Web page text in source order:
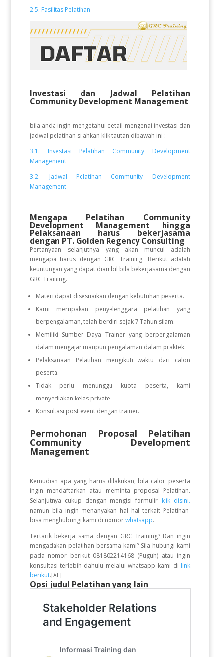
2.5. Fasilitas Pelatihan
Investasi dan Jadwal Pelatihan
Community Development Management
bila anda ingin mengetahui detail mengenai investasi dan
jadwal pelatihan silahkan klik tautan dibawah ini :
3.1. Investasi Pelatihan Community Development
Management
3.2. Jadwal Pelatihan Community Development
Management
Mengapa Pelatihan Community
Development Management hingga
Pelaksanaan harus bekerjasama
dengan PT. Golden Regency Consulting
Pertanyaan selanjutnya yang akan muncul adalah
mengapa harus dengan GRC Training. Berikut adalah
keuntungan yang dapat diambil bila bekerjasama dengan
GRC Training.
Materi dapat disesuaikan dengan kebutuhan peserta.
Kami merupakan penyelenggara pelatihan yang
berpengalaman, telah berdiri sejak 7 Tahun silam.
Memiliki Sumber Daya Trainer yang berpengalaman
dalam mengajar maupun pengalaman dalam praktek.
Pelaksanaan Pelatihan mengikuti waktu dari calon
peserta.
Tidak perlu menunggu kuota peserta, kami
menyediakan kelas private.
Konsultasi post event dengan trainer.
Permohonan Proposal Pelatihan
Community Development
Management
Kemudian apa yang harus dilakukan, bila calon peserta
ingin mendaftarkan atau meminta proposal Pelatihan.
Selanjutnya cukup dengan mengisi formulir klik disini.
namun bila ingin menanyakan hal hal terkait Pelatihan
bisa menghubungi kami di nomorwhatsapp.
Tertarik bekerja sama dengan GRC Training? Dan ingin
mengadakan pelatihan bersama kami? Sila hubungi kami
pada nomor berikut 081802214168 (Puguh) atau ingin
konsultasi terlebih dahulu melalui whatsapp kami di link
berikut.[AL]
Opsi judul Pelatihan yang lain